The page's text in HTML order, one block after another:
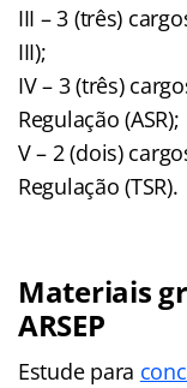
III – 3 (três)
III);
IV – 3 (três)
Regulação (ASR);
V – 2 (dois)
Regulação (TSR).
Materiais
ARSEP
Estude para